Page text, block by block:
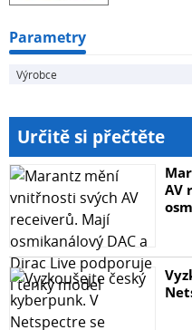
Balíček obsahuje jeden pár
Parametry
Výrobce
Určitě si přečtěte
AV